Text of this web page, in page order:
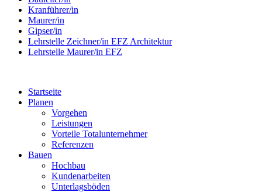
Kranführer/in
Maurer/in
Gipser/in
Lehrstelle Zeichner/in EFZ Architektur
Lehrstelle Maurer/in EFZ
Startseite
Planen
Vorgehen
Leistungen
Vorteile Totalunternehmer
Referenzen
Bauen
Hochbau
Kundenarbeiten
Unterlagsböden